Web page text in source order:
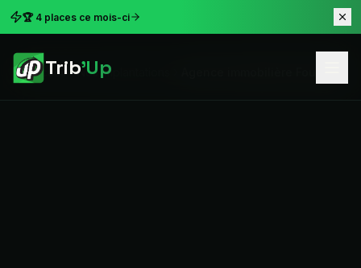
🏆 4 places ce mois-ci
Trib'Up
Accueil Nos implantations